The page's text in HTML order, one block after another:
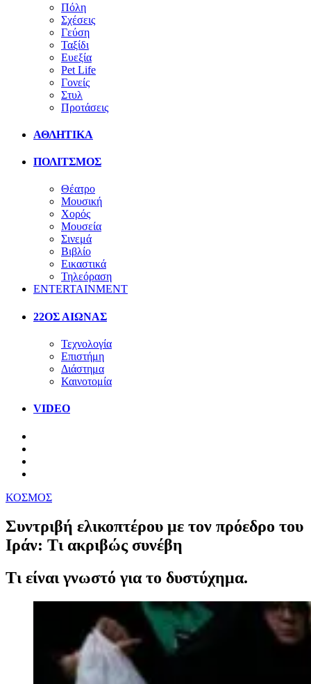
Πόλη
Σχέσεις
Γεύση
Ταξίδι
Ευεξία
Pet Life
Γονείς
Στυλ
Προτάσεις
ΑΘΛΗΤΙΚΑ
ΠΟΛΙΤΣΜΟΣ
Θέατρο
Μουσική
Χορός
Μουσεία
Σινεμά
Βιβλίο
Εικαστικά
Τηλεόραση
ENTERTAINMENT
22ΟΣ ΑΙΩΝΑΣ
Τεχνολογία
Επιστήμη
Διάστημα
Καινοτομία
VIDEO
ΚΟΣΜΟΣ
Συντριβή ελικοπτέρου με τον πρόεδρο του
Ιράν: Τι ακριβώς συνέβη
Τι είναι γνωστό για το δυστύχημα.